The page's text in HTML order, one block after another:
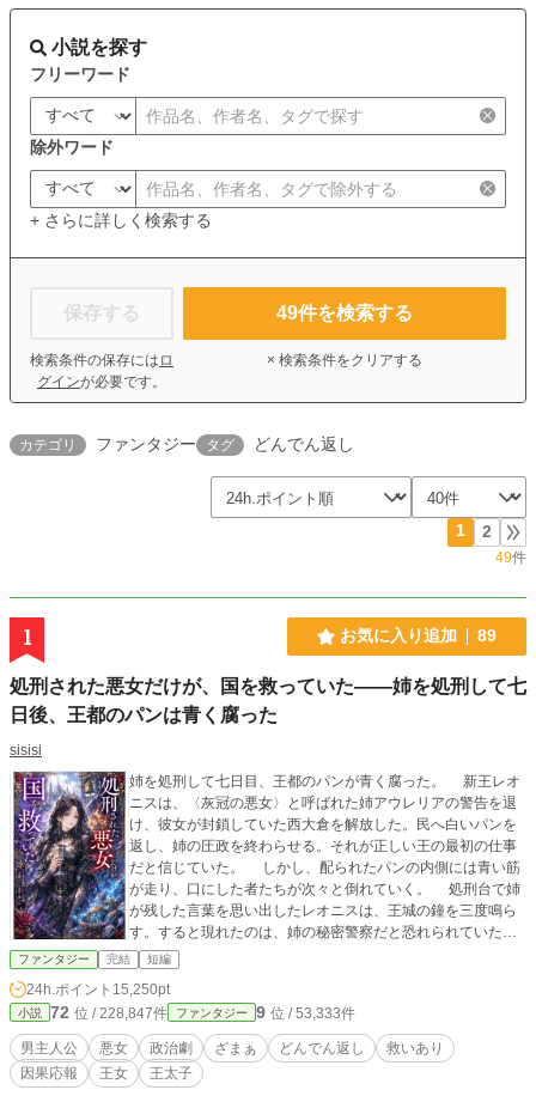
小説を探す
フリーワード
除外ワード
+ さらに詳しく検索する
保存する
検索条件の保存には ロ
グインが必要です。
49件を検索する
× 検索条件をクリアする
カテゴリ ファンタジー タグ どんでん返し
1 2
49件
1 お気に入り追加 89
処刑された悪女だけが、国を救っていた――姉を処刑して七
日後、王都のパンは青く腐った
sisisi
姉を処刑して七日目、王都のパンが青く腐った。 新王レオ
ニスは、〈灰冠の悪女〉と呼ばれた姉アウレリアの警告を退
け、彼女が封鎖していた西大倉を解放した。民へ白いパンを
返し、姉の圧政を終わらせる。それが正しい王の最初の仕事
だと信じていた。 しかし、配られたパンの内側には青い筋
が走り、口にした者たちが次々と倒れていく。 処刑台で姉
が残した言葉を思い出したレオニスは、王城の鐘を三度鳴ら
す。すると現れたのは、姉の秘密警察だと恐れられていた
〈灰衣隊〉だった。 封鎖された穀物、焼かれた畑、外国へ
の送金、王都から遠ざけられた軍隊。姉の悪政とされたすべ
ては、王国を青灰病から守るための非常措置だった。 自分
が信じたい言葉だけを選び、姉へ毒杯を渡したことを知るレ
オニス。彼は姉が残した七つの報告書を読み、公爵の逃亡を
自らの判断で阻止する。 その南門へ、安全な穀物を積んだ
長い輸送隊が到着した。先頭の馬車から降りた人物を見て、
ファンタジー 完結 短編
24h.ポイント 15,250pt
小説 72 位 / 228,847件 ファンタジー 9 位 / 53,333件
男主人公 悪女 政治劇 ざまぁ どんでん返し
救いあり
因果応報
王女 王太子